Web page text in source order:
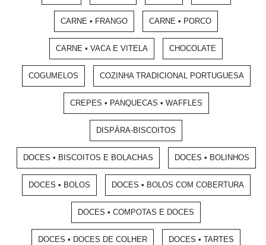
CARNE • FRANGO CARNE • PORCO
CARNE • VACA E VITELA CHOCOLATE
COGUMELOS COZINHA TRADICIONAL PORTUGUESA
CREPES • PANQUECAS • WAFFLES
DISPÁRA-BISCOITOS
DOCES • BISCOITOS E BOLACHAS DOCES • BOLINHOS
DOCES • BOLOS DOCES • BOLOS COM COBERTURA
DOCES • COMPOTAS E DOCES
DOCES • DOCES DE COLHER DOCES • TARTES